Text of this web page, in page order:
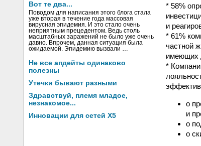
Вот те два...
Поводом для написания этого блога стала
уже вторая в течение года массовая
вирусная эпидемия. И это стало очень
неприятным прецедентом. Ведь столь
масштабных заражений не было уже очень
давно. Впрочем, данная ситуация была
ожидаемой. Эпидемию вызвали …
Не все апдейты одинаково
полезны
Утечки бывают разными
Здравствуй, племя младое,
незнакомое...
Инновации для сетей X5
* 58%
и
* 61%
частной
имеющих
*
o
и
o
o